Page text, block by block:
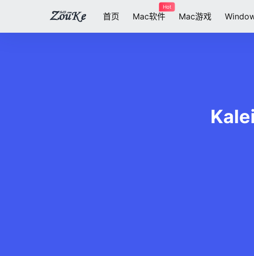
首页 Mac软件
Hot
Mac游戏